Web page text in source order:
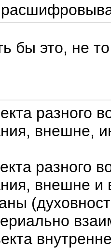
бы это, не
разного
внешне,
разного
внешне